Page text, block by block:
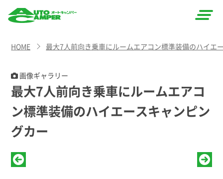
CAMPER
（オート
キャン
パー）
HOME 最大7人前向き乗車にルームエアコン標準装備のハイエ
画像ギャラリー
最大7人前向き乗車にルームエアコ
ン標準装備のハイエースキャンピン
グカー